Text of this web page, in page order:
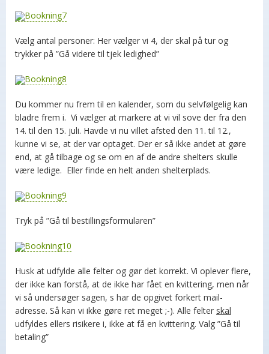
Vælg antal personer: Her vælger vi 4, der skal på tur og
trykker på ”Gå videre til tjek ledighed”
Du kommer nu frem til en kalender, som du selvfølgelig kan
bladre frem i. Vi vælger at markere at vi vil sove der fra den
14. til den 15. juli. Havde vi nu villet afsted den 11. til 12.,
kunne vi se, at der var optaget. Der er så ikke andet at gøre
end, at gå tilbage og se om en af de andre shelters skulle
være ledige. Eller finde en helt anden shelterplads.
Tryk på ”Gå til bestillingsformularen”
Husk at udfylde alle felter og gør det korrekt. Vi oplever flere,
der ikke kan forstå, at de ikke har fået en kvittering, men når
vi så undersøger sagen, s har de opgivet forkert mail-
adresse. Så kan vi ikke gøre ret meget ;-). Alle felter skal
udfyldes ellers risikere i, ikke at få en kvittering. Valg ”Gå til
betaling”